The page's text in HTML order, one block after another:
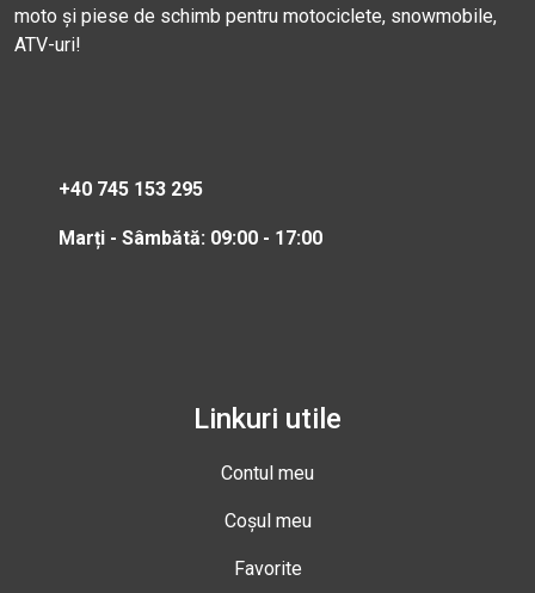
moto și piese de schimb pentru motociclete, snowmobile,
ATV-uri!
+40 745 153 295
Marți - Sâmbătă: 09:00 - 17:00
Linkuri utile
Contul meu
Coșul meu
Favorite